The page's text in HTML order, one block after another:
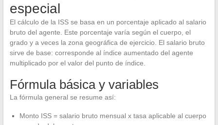
especial
El cálculo de la ISS se basa en un porcentaje aplicado al salario
bruto del agente. Este porcentaje varía según el cuerpo, el
grado y a veces la zona geográfica de ejercicio. El salario bruto
sirve de base: corresponde al índice aumentado del agente
multiplicado por el valor del punto de índice.
Fórmula básica y variables
La fórmula general se resume así:
Monto ISS = salario bruto mensual x tasa aplicable al cuerpo